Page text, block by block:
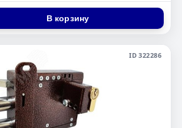
В корзину
ID 322286